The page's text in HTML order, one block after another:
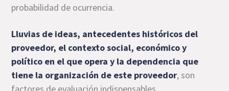
probabilidad de ocurrencia.
Lluvias de ideas, antecedentes históricos del
proveedor, el contexto social, económico y
político en el que opera y la dependencia que
tiene la organización de este proveedor, son
factores de evaluación indispensables.